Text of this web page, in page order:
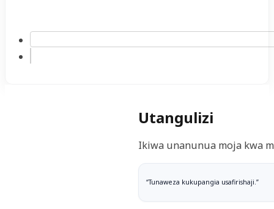
Utangulizi
Ikiwa unanunua moja kwa
“Tunaweza kukupangia usafirishaji.”